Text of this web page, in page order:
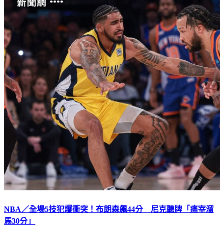
NBA／全場5技犯爆衝突！布朗森飆44分 尼克聽牌「痛宰溜
馬30分」